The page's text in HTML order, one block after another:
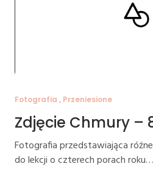
Fotografia , Przeniesione
Zdjęcie Chmury –
Fotografia przedstawiająca
do lekcji o czterech porach